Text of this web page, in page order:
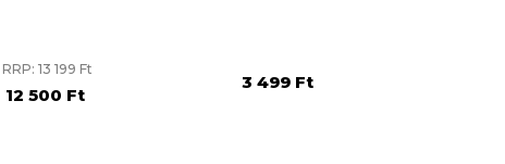
RRP: 13 199 Ft
12 500 Ft
3 499 Ft